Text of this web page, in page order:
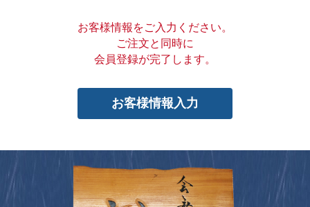
お客様情報をご入力ください。
ご注文と同時に
会員登録が完了します。
お客様情報入力